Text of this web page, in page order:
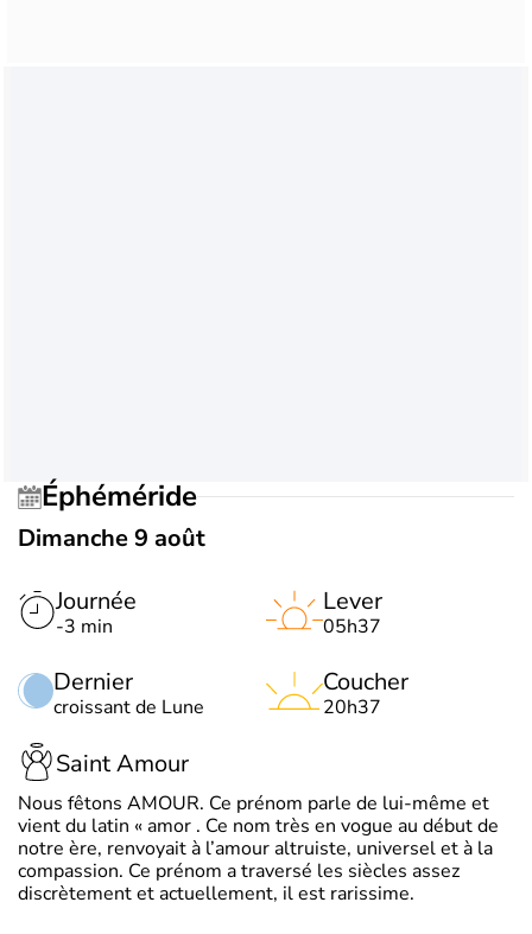
Éphéméride
Dimanche 9 août
Journée
-3 min
Dernier
croissant de Lune
Lever
05h37
Coucher
20h37
Saint Amour
Nous fêtons AMOUR. Ce prénom parle de lui-même et
vient du latin « amor . Ce nom très en vogue au début de
notre ère, renvoyait à l’amour altruiste, universel et à la
compassion. Ce prénom a traversé les siècles assez
discrètement et actuellement, il est rarissime.